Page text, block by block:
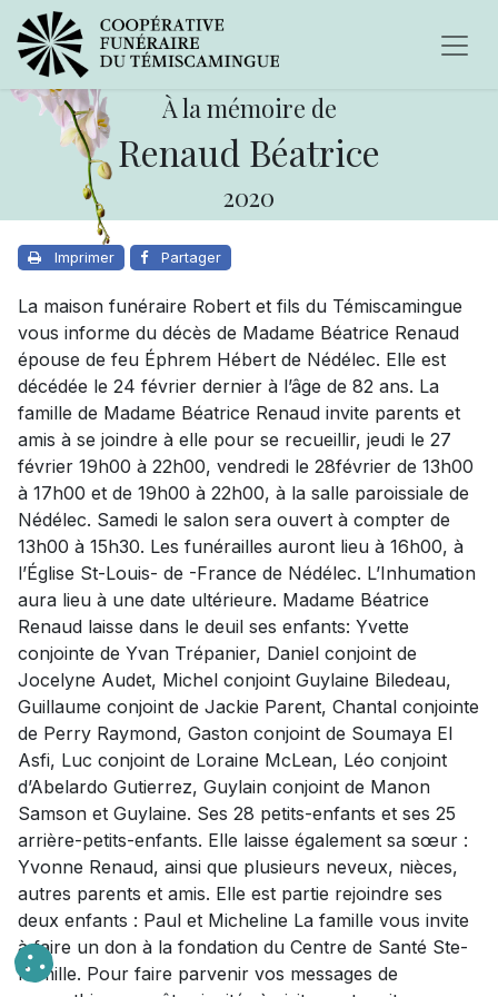
À la mémoire de
Renaud Béatrice
2020
Imprimer Partager
La maison funéraire Robert et fils du Témiscamingue
vous informe du décès de Madame Béatrice Renaud
épouse de feu Éphrem Hébert de Nédélec. Elle est
décédée le 24 février dernier à l’âge de 82 ans. La
famille de Madame Béatrice Renaud invite parents et
amis à se joindre à elle pour se recueillir, jeudi le 27
février 19h00 à 22h00, vendredi le 28février de 13h00
à 17h00 et de 19h00 à 22h00, à la salle paroissiale de
Nédélec. Samedi le salon sera ouvert à compter de
13h00 à 15h30. Les funérailles auront lieu à 16h00, à
l’Église St-Louis- de -France de Nédélec. L’Inhumation
aura lieu à une date ultérieure. Madame Béatrice
Renaud laisse dans le deuil ses enfants: Yvette
conjointe de Yvan Trépanier, Daniel conjoint de
Jocelyne Audet, Michel conjoint Guylaine Biledeau,
Guillaume conjoint de Jackie Parent, Chantal conjointe
de Perry Raymond, Gaston conjoint de Soumaya El
Asfi, Luc conjoint de Loraine McLean, Léo conjoint
d’Abelardo Gutierrez, Guylain conjoint de Manon
Samson et Guylaine. Ses 28 petits-enfants et ses 25
arrière-petits-enfants. Elle laisse également sa sœur :
Yvonne Renaud, ainsi que plusieurs neveux, nièces,
autres parents et amis. Elle est partie rejoindre ses
deux enfants : Paul et Micheline La famille vous invite
à faire un don à la fondation du Centre de Santé Ste-
Famille. Pour faire parvenir vos messages de